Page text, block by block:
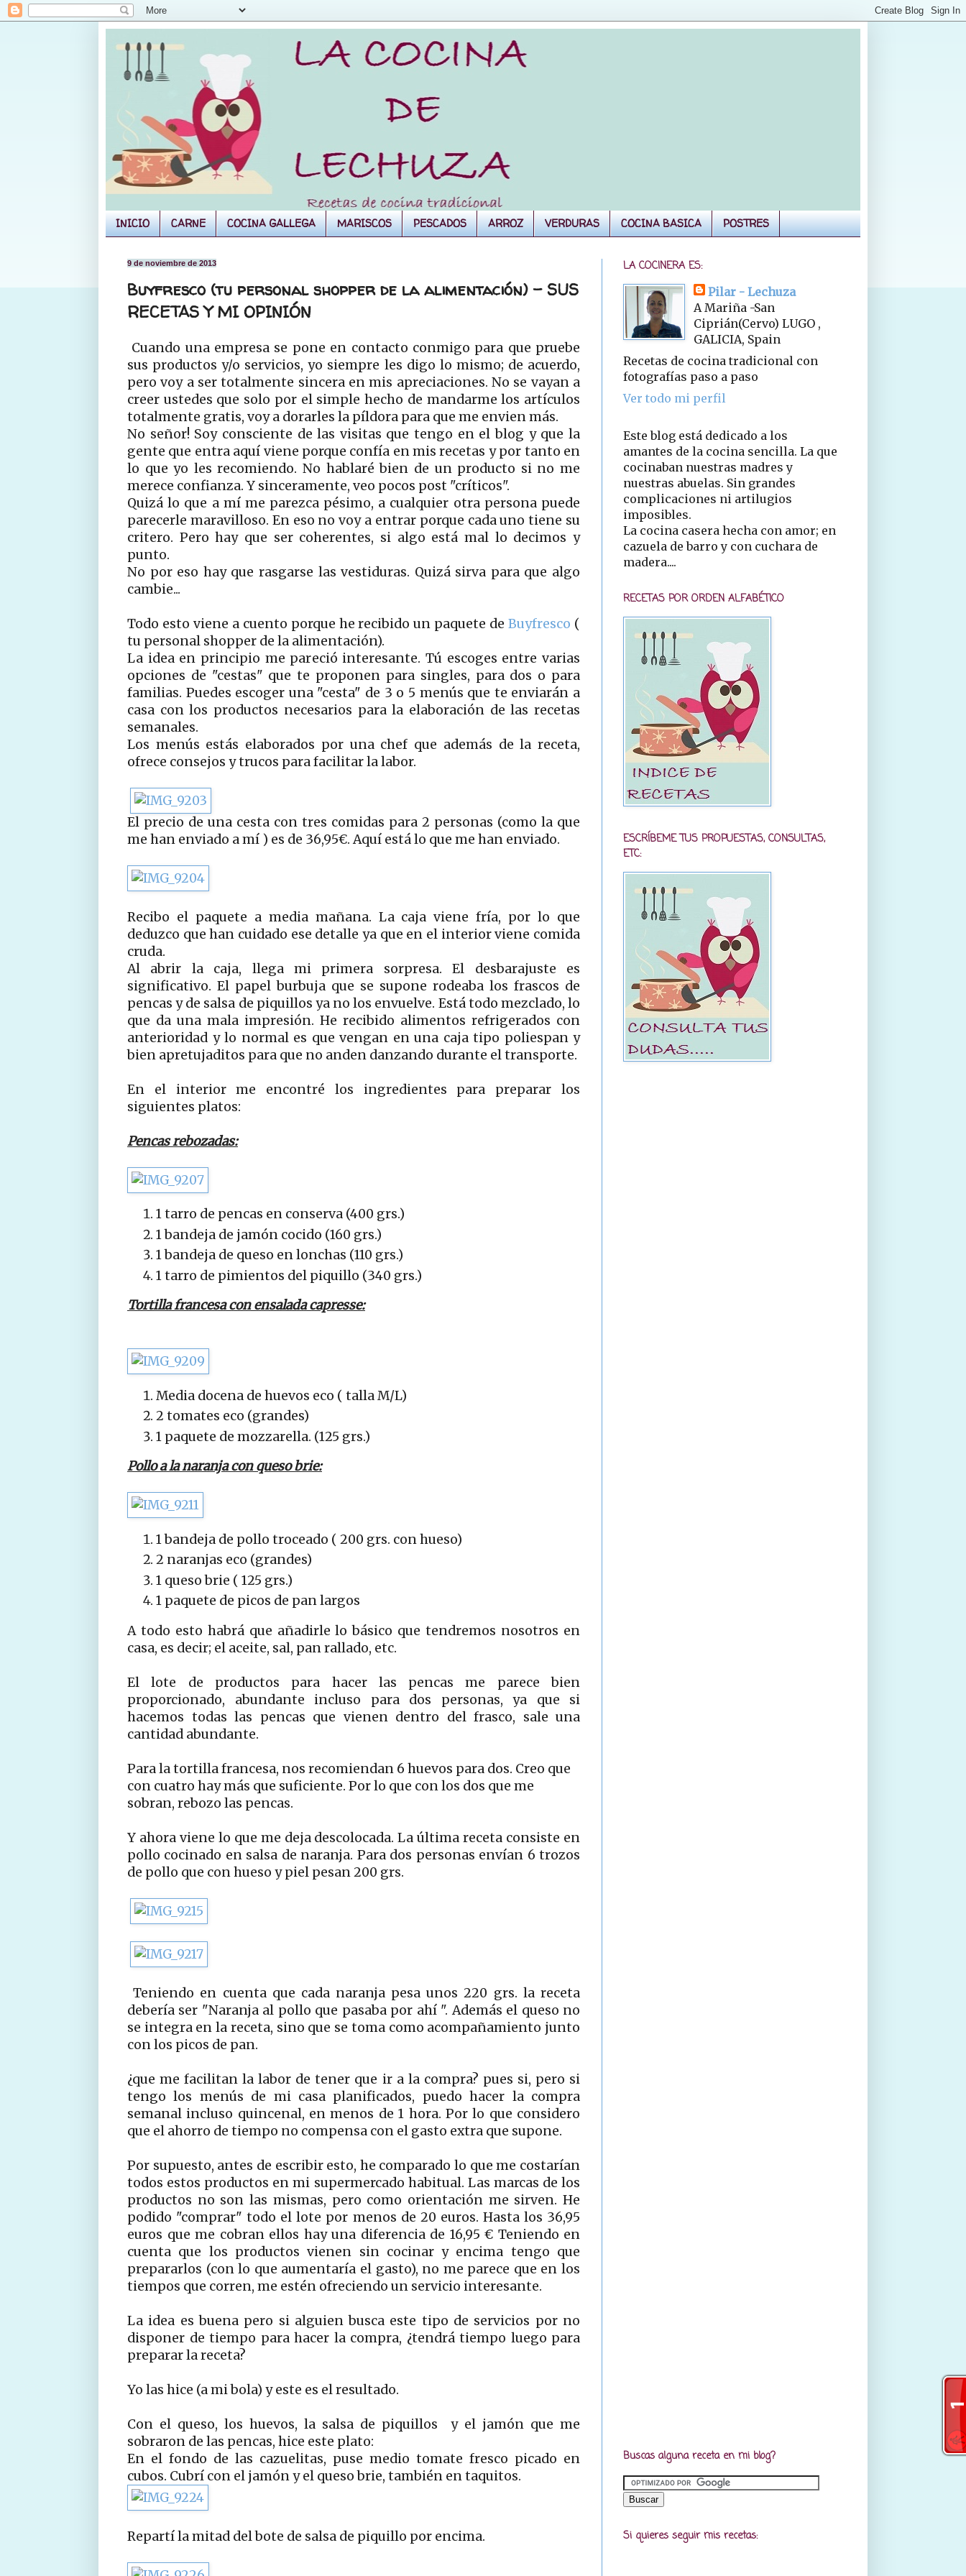
INICIO CARNE COCINA GALLEGA MARISCOS PESCADOS ARROZ VERDURAS COCINA BASICA POSTRES
9 de noviembre de 2013
Buyfresco (tu personal shopper de la alimentación) - SUS
RECETAS Y MI OPINIÓN
Cuando una empresa se pone en contacto conmigo para que pruebe
sus productos y/o servicios, yo siempre les digo lo mismo; de acuerdo,
pero voy a ser totalmente sincera en mis apreciaciones. No se vayan a
creer ustedes que solo por el simple hecho de mandarme los artículos
totalmente gratis, voy a dorarles la píldora para que me envien más.
No señor! Soy consciente de las visitas que tengo en el blog y que la
gente que entra aquí viene porque confía en mis recetas y por tanto en
lo que yo les recomiendo. No hablaré bien de un producto si no me
merece confianza. Y sinceramente, veo pocos post "críticos".
Quizá lo que a mí me parezca pésimo, a cualquier otra persona puede
parecerle maravilloso. En eso no voy a entrar porque cada uno tiene su
critero. Pero hay que ser coherentes, si algo está mal lo decimos y
punto.
No por eso hay que rasgarse las vestiduras. Quizá sirva para que algo
cambie...
Todo esto viene a cuento porque he recibido un paquete deBuyfresco (
tu personal shopper de la alimentación).
La idea en principio me pareció interesante. Tú escoges entre varias
opciones de "cestas" que te proponen para singles, para dos o para
familias. Puedes escoger una "cesta" de 3 o 5 menús que te enviarán a
casa con los productos necesarios para la elaboración de las recetas
semanales.
Los menús estás elaborados por una chef que además de la receta,
ofrece consejos y trucos para facilitar la labor.
El precio de una cesta con tres comidas para 2 personas (como la que
me han enviado a mí ) es de 36,95€. Aquí está lo que me han enviado.
Recibo el paquete a media mañana. La caja viene fría, por lo que
deduzco que han cuidado ese detalle ya que en el interior viene comida
cruda.
Al abrir la caja, llega mi primera sorpresa. El desbarajuste es
significativo. El papel burbuja que se supone rodeaba los frascos de
pencas y de salsa de piquillos ya no los envuelve. Está todo mezclado, lo
que da una mala impresión. He recibido alimentos refrigerados con
anterioridad y lo normal es que vengan en una caja tipo poliespan y
bien apretujaditos para que no anden danzando durante el transporte.
En el interior me encontré los ingredientes para preparar los
siguientes platos:
Pencas rebozadas:
1 tarro de pencas en conserva (400 grs.)
1 bandeja de jamón cocido (160 grs.)
1 bandeja de queso en lonchas (110 grs.)
1 tarro de pimientos del piquillo (340 grs.)
Tortilla francesa con ensalada capresse:
Media docena de huevos eco ( talla M/L)
2 tomates eco (grandes)
1 paquete de mozzarella. (125 grs.)
Pollo a la naranja con queso brie:
1 bandeja de pollo troceado ( 200 grs. con hueso)
2 naranjas eco (grandes)
1 queso brie ( 125 grs.)
1 paquete de picos de pan largos
A todo esto habrá que añadirle lo básico que tendremos nosotros en
casa, es decir; el aceite, sal, pan rallado, etc.
El lote de productos para hacer las pencas me parece bien
proporcionado, abundante incluso para dos personas, ya que si
hacemos todas las pencas que vienen dentro del frasco, sale una
cantidad abundante.
Para la tortilla francesa, nos recomiendan 6 huevos para dos. Creo que
con cuatro hay más que suficiente. Por lo que con los dos que me
sobran, rebozo las pencas.
Y ahora viene lo que me deja descolocada. La última receta consiste en
pollo cocinado en salsa de naranja. Para dos personas envían 6 trozos
de pollo que con hueso y piel pesan 200 grs.
Teniendo en cuenta que cada naranja pesa unos 220 grs. la receta
debería ser "Naranja al pollo que pasaba por ahí ". Además el queso no
se integra en la receta, sino que se toma como acompañamiento junto
con los picos de pan.
¿que me facilitan la labor de tener que ir a la compra? pues si, pero si
tengo los menús de mi casa planificados, puedo hacer la compra
semanal incluso quincenal, en menos de 1 hora. Por lo que considero
que el ahorro de tiempo no compensa con el gasto extra que supone.
Por supuesto, antes de escribir esto, he comparado lo que me costarían
todos estos productos en mi supermercado habitual. Las marcas de los
productos no son las mismas, pero como orientación me sirven. He
podido "comprar" todo el lote por menos de 20 euros. Hasta los 36,95
euros que me cobran ellos hay una diferencia de 16,95 € Teniendo en
cuenta que los productos vienen sin cocinar y encima tengo que
prepararlos (con lo que aumentaría el gasto), no me parece que en los
tiempos que corren, me estén ofreciendo un servicio interesante.
La idea es buena pero si alguien busca este tipo de servicios por no
disponer de tiempo para hacer la compra, ¿tendrá tiempo luego para
preparar la receta?
Yo las hice (a mi bola) y este es el resultado.
Con el queso, los huevos, la salsa de piquillos y el jamón que me
sobraron de las pencas, hice este plato:
En el fondo de las cazuelitas, puse medio tomate fresco picado en
cubos. Cubrí con el jamón y el queso brie, también en taquitos.
Repartí la mitad del bote de salsa de piquillo por encima.
LA COCINERA ES:
Pilar - Lechuza
A Mariña -San
Ciprián(Cervo) LUGO ,
GALICIA, Spain
Recetas de cocina tradicional con
fotografías paso a paso
Ver todo mi perfil
Este blog está dedicado a los
amantes de la cocina sencilla. La que
cocinaban nuestras madres y
nuestras abuelas. Sin grandes
complicaciones ni artilugios
imposibles.
La cocina casera hecha con amor; en
cazuela de barro y con cuchara de
madera....
RECETAS POR ORDEN ALFABÉTICO
ESCRÍBEME TUS PROPUESTAS, CONSULTAS,
ETC:
Buscas alguna receta en mi blog?
Si quieres seguir mis recetas: